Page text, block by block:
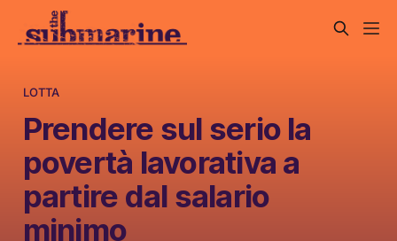
LOTTA
Prendere sul serio la
povertà lavorativa a
partire dal salario
minimo